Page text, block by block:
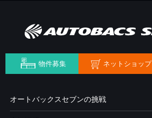
物件募集 ネットショップ
オートバックスセブンの挑戦